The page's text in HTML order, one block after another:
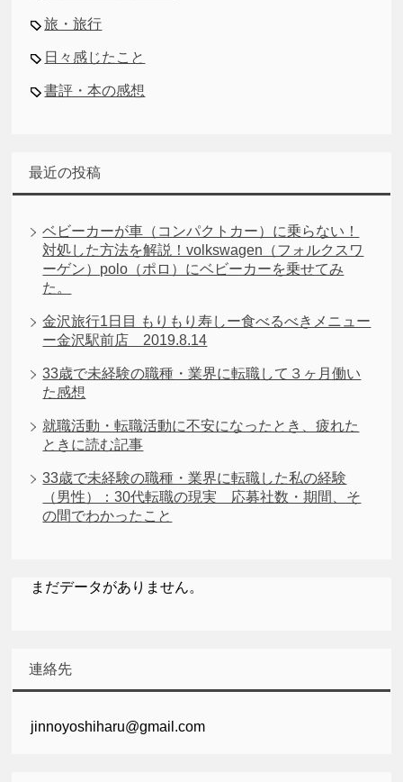
旅・旅行
日々感じたこと
書評・本の感想
最近の投稿
ベビーカーが車（コンパクトカー）に乗らない！
対処した方法を解説！volkswagen（フォルクスワ
ーゲン）polo（ポロ）にベビーカーを乗せてみ
た。
金沢旅行1日目 もりもり寿しー食べるべきメニュー
ー金沢駅前店 2019.8.14
33歳で未経験の職種・業界に転職して３ヶ月働い
た感想
就職活動・転職活動に不安になったとき、疲れた
ときに読む記事
33歳で未経験の職種・業界に転職した私の経験
（男性）：30代転職の現実 応募社数・期間、そ
の間でわかったこと
まだデータがありません。
連絡先
jinnoyoshiharu@gmail.com